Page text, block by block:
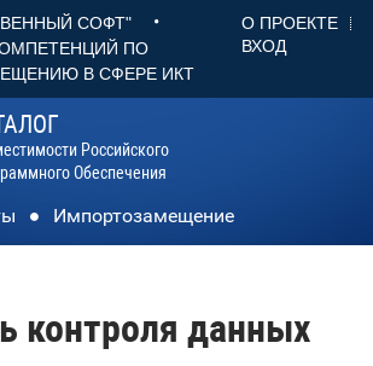
СОФТ" •
ПО
В СФЕРЕ ИКТ
О ПРОЕКТЕ
ВХОД
Российского
Обеспечения
Импортозамещение
контроля данных